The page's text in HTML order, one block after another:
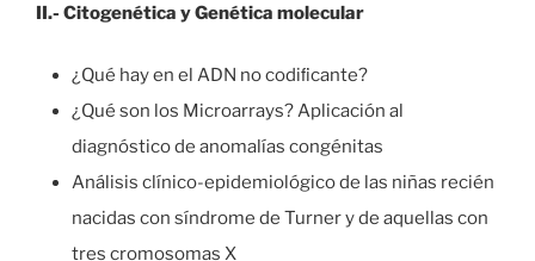
II.- Citogenética y Genética molecular
¿Qué hay en el ADN no codiﬁcante?
¿Qué son los Microarrays? Aplicación al
diagnóstico de anomalías congénitas
Análisis clínico-epidemiológico de las niñas recién
nacidas con síndrome de Turner y de aquellas con
tres cromosomas X